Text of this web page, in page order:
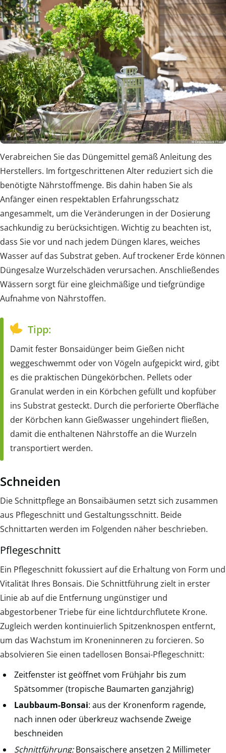
Verabreichen Sie das Düngemittel gemäß Anleitung des
Herstellers. Im fortgeschrittenen Alter reduziert sich die
benötigte Nährstoffmenge. Bis dahin haben Sie als
Anfänger einen respektablen Erfahrungsschatz
angesammelt, um die Veränderungen in der Dosierung
sachkundig zu berücksichtigen. Wichtig zu beachten ist,
dass Sie vor und nach jedem Düngen klares, weiches
Wasser auf das Substrat geben. Auf trockener Erde können
Düngesalze Wurzelschäden verursachen. Anschließendes
Wässern sorgt für eine gleichmäßige und tiefgründige
Aufnahme von Nährstoffen.
Tipp:
Damit fester Bonsaidünger beim Gießen nicht
weggeschwemmt oder von Vögeln aufgepickt wird, gibt
es die praktischen Düngekörbchen. Pellets oder
Granulat werden in ein Körbchen gefüllt und kopfüber
ins Substrat gesteckt. Durch die perforierte Oberfläche
der Körbchen kann Gießwasser ungehindert fließen,
damit die enthaltenen Nährstoffe an die Wurzeln
transportiert werden.
Schneiden
Die Schnittpflege an Bonsaibäumen setzt sich zusammen
aus Pflegeschnitt und Gestaltungsschnitt. Beide
Schnittarten werden im Folgenden näher beschrieben.
Pflegeschnitt
Ein Pflegeschnitt fokussiert auf die Erhaltung von Form und
Vitalität Ihres Bonsais. Die Schnittführung zielt in erster
Linie ab auf die Entfernung ungünstiger und
abgestorbener Triebe für eine lichtdurchflutete Krone.
Zugleich werden kontinuierlich Spitzenknospen entfernt,
um das Wachstum im Kroneninneren zu forcieren. So
absolvieren Sie einen tadellosen Bonsai-Pflegeschnitt:
Zeitfenster ist geöffnet vom Frühjahr bis zum
Spätsommer (tropische Baumarten ganzjährig)
Laubbaum-Bonsai: aus der Kronenform ragende,
nach innen oder überkreuz wachsende Zweige
beschneiden
Schnittführung:Bonsaischere ansetzen 2 Millimeter